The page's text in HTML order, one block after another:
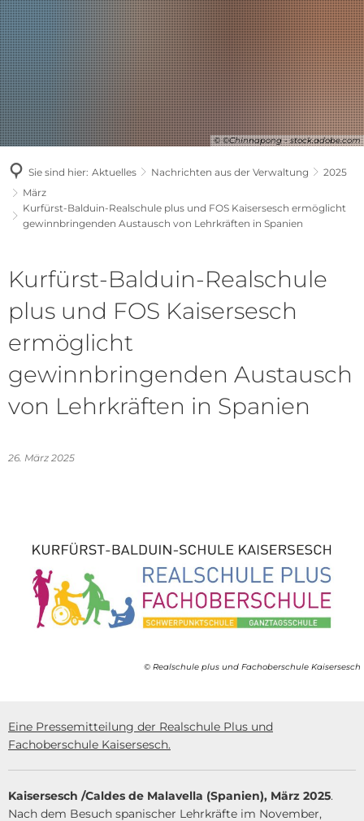
© ©Chinnapong - stock.adobe.com
Sie sind hier: Aktuelles Nachrichten aus der Verwaltung
2025
März
Kurfürst-Balduin-Realschule plus und FOS Kaisersesch ermöglicht
gewinnbringenden Austausch von Lehrkräften in Spanien
Kurfürst-Balduin-Realschule
plus und FOS Kaisersesch
ermöglicht
gewinnbringenden Austausch
von Lehrkräften in Spanien
26. März 2025
© Realschule plus und Fachoberschule Kaisersesch
Eine Pressemitteilung der Realschule Plus und
Fachoberschule Kaisersesch.
Kaisersesch /Caldes de Malavella (Spanien), März 2025.
Nach dem Besuch spanischer Lehrkräfte im November,